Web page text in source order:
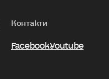
Контакти
FacebookYoutube